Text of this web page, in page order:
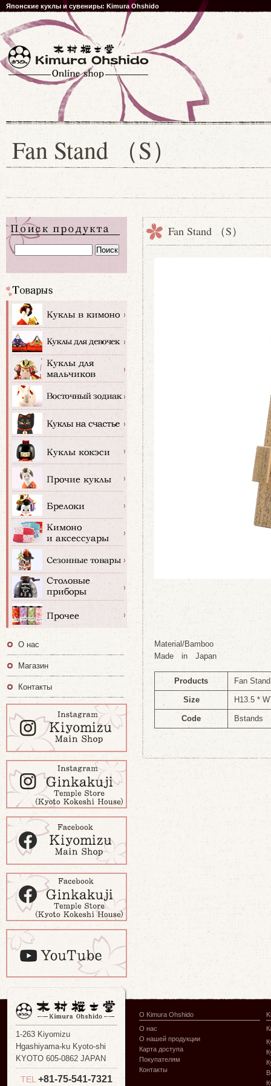
Японские куклы и сувениры: Kimura Ohshido
Fan Stand （S）
Fan Stand （S）
Material/Bamboo
Made in Japan
Products Fan
Size H13.5 *
Code Bstands
О нас
Магазин
Контакты
1-263 Kiyomizu
Hgashiyama-ku Kyoto-shi
KYOTO 605-0862 JAPAN
TEL +81-75-541-7321
О Kimura Ohshido
О нас
О нашей продукции
Карта доступа
Покупателям
Контакты